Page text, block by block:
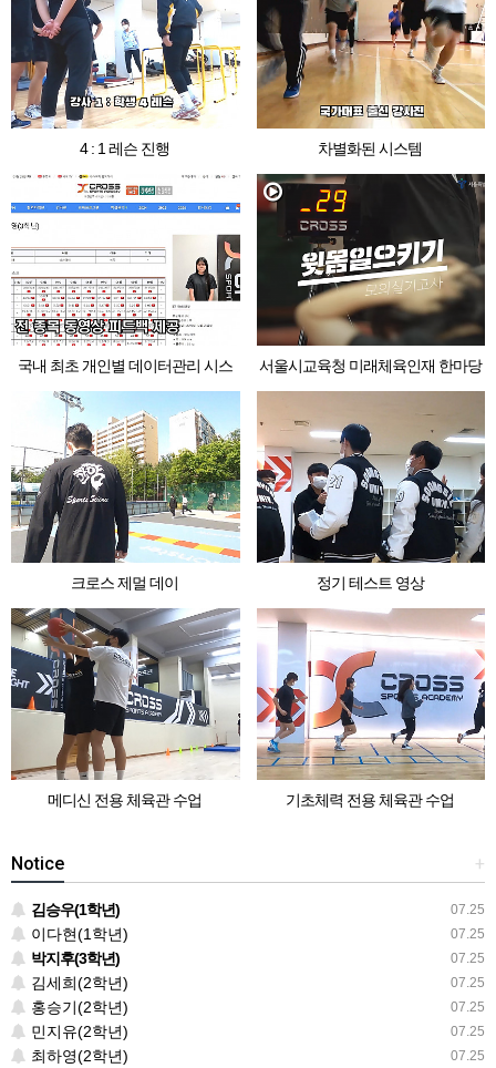
4 : 1 레슨 진행 차별화된 시스템
국내 최초 개인별 데이터관리 시스
템
서울시교육청 미래체육인재 한마당
크로스 제멀 데이 정기 테스트 영상
메디신 전용 체육관 수업 기초체력 전용 체육관 수업
+
Notice
07.25
김승우(1학년)
07.25
이다현(1학년)
07.25
박지후(3학년)
07.25
김세희(2학년)
07.25
홍승기(2학년)
07.25
민지유(2학년)
07.25
최하영(2학년)